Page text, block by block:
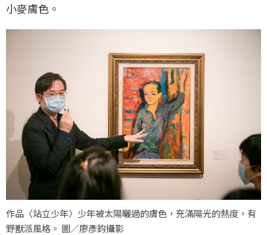
小麥膚色。
作品〈站立少年〉少年被太陽曬過的膚色，充滿陽光的熱度，有
野獸派風格。 圖／廖彥鈞攝影